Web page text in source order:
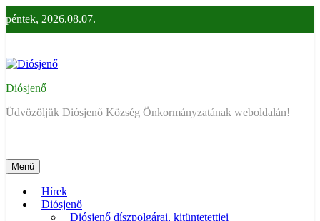
a
tartalomra
péntek, 2026.08.07.
Diósjenő
Üdvözöljük Diósjenő Község Önkormányzatának weboldalán!
Menü
Hírek
Diósjenő
Diósjenő díszpolgárai, kitüntetettjei